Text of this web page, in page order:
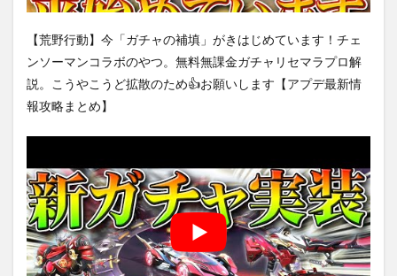
【荒野行動】今「ガチャの補填」がきはじめています！チェ
ンソーマンコラボのやつ。無料無課金ガチャリセマラプロ解
説。こうやこうど拡散のため👍お願いします【アプデ最新情
報攻略まとめ】